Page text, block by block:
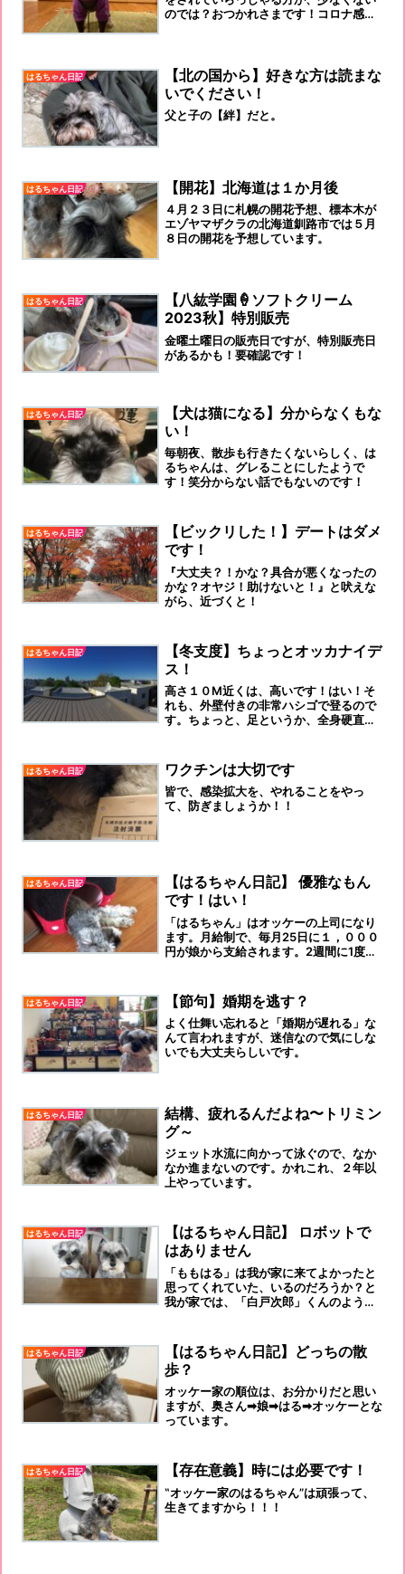
のでは？おつかれさまです！コロナ感染
ましょうね。【雨降って地固まる】？雨
です札幌も、「雨」です！溺愛犬「はる
ちゃん」はカッパが嫌いです。着せる
と、いつも、固まっています。動きませ
はるちゃん日記
【北の国から】好きな方は読まな
いでください！
父と子の【絆】だと。
はるちゃん日記 【開花】北海道は１か月後
４月２３日に札幌の開花予想、標本木が
エゾヤマザクラの北海道釧路市では５月
８日の開花を予想しています。
はるちゃん日記
【八紘学園🍦ソフトクリーム
2023秋】特別販売
金曜土曜日の販売日ですが、特別販売日
があるかも！要確認です！
はるちゃん日記
【犬は猫になる】分からなくもな
い！
毎朝夜、散歩も行きたくないらしく、は
るちゃんは、グレることにしたようで
す！笑分からない話でもないのです！
はるちゃん日記
【ビックリした！】デートはダメ
です！
『大丈夫？！かな？具合が悪くなったの
かな？オヤジ！助けないと！』と吠えな
がら、近づくと！
はるちゃん日記
【冬支度】ちょっとオッカナイデ
ス！
高さ１０Ⅿ近くは、高いです！はい！そ
れも、外壁付きの非常ハシゴで登るので
す。ちょっと、足というか、全身硬直
はるちゃん日記 ワクチンは大切です
皆で、感染拡大を、やれることをやっ
て、防ぎましょうか！！
はるちゃん日記
【はるちゃん日記】 優雅なもん
です！はい！
「はるちゃん」はオッケーの上司になり
ます。月給制で、毎月25日に１，０００
円が娘から支給されます。2週間に1度、
はるちゃん日記 【節句】婚期を逃す？
よく仕舞い忘れると「婚期が遅れる」な
んて言われますが、迷信なので気にしな
いでも大丈夫らしいです。
はるちゃん日記
結構、疲れるんだよね〜トリミン
グ～
ジェット水流に向かって泳ぐので、なか
なか進まないのです。かれこれ、２年以
上やっています。
はるちゃん日記
【はるちゃん日記】 ロボットで
はありません
「ももはる」は我が家に来てよかったと
思ってくれていた、いるのだろうか？と
我が家では、「白戸次郎」くんのよう
はるちゃん日記
【はるちゃん日記】どっちの散
歩？
オッケー家の順位は、お分かりだと思い
ますが、奥さん➡娘➡はる➡オッケーとな
っています。
はるちゃん日記 【存在意義】時には必要です！
‟オッケー家のはるちゃん”は頑張って、
生きてますから！！！